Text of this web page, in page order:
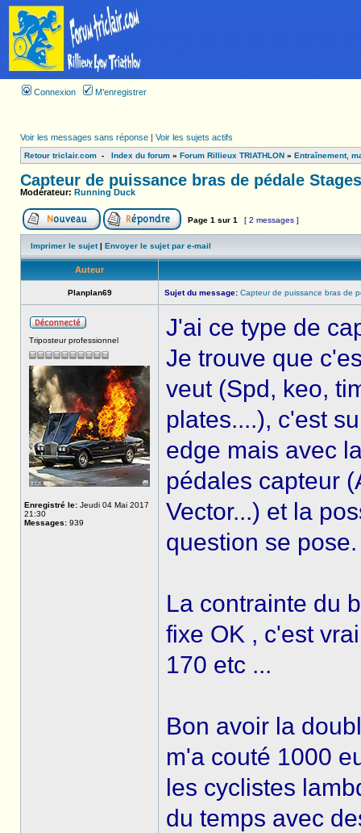
Connexion M’enregistrer
Voir les messages sans réponse | Voir les sujets actifs
Retour triclair.com - Index du forum » Forum Rillieux TRIATHLON » Entraînement,
Capteur de puissance bras de pédale Stages
Modérateur: Running Duck
Page 1 sur 1 [ 2 messages ]
Imprimer le sujet| Envoyer le sujet par e-mail
Auteur
Planplan69 Sujet du message: Capteur de puissance bras de
Triposteur professionnel
Enregistré le: Jeudi 04 Mai 2017
21:30
Messages: 939
J'ai ce type de
Je trouve que
veut (Spd, keo,
plates....), c'est
edge mais avec
pédales capteur
Vector...) et la
question se pose.
La contrainte du
fixe OK , c'est
170 etc ...
Bon avoir la
m'a couté 1000
les cyclistes
du temps avec